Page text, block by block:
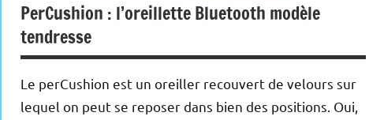
PerCushion : l’oreillette Bluetooth modèle
tendresse
Le perCushion est un oreiller recouvert de velours sur
lequel on peut se reposer dans bien des positions. Oui,